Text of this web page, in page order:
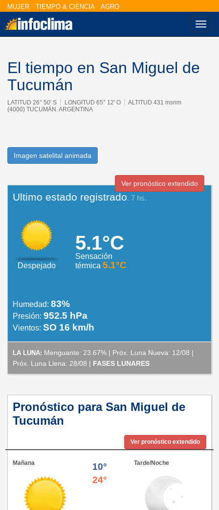
MUJER TIEMPO & CIENCIA AGRO
El tiempo en San Miguel de
Tucumán
LATITUD 26° 50' S LONGITUD 65° 12' O
ALTITUD 431 msnm
(4000) TUCUMÁN. ARGENTINA
Imagen satelital animada
Ver pronóstico extendido
Ultimo estado registrado. 7 hs.
Despejado
5.1°C
Sensación
térmica 5.1°C
Humedad: 83%
Presión: 952.5 hPa
Vientos: SO 16 km/h
LA LUNA: Menguante: 23.67% | Próx. Luna Nueva: 12/08 |
Próx. Luna Llena: 28/08 | FASES LUNARES
Pronóstico para San Miguel de
Tucumán
Ver pronóstico extendido
Mañana
10°
24°
Tarde/Noche